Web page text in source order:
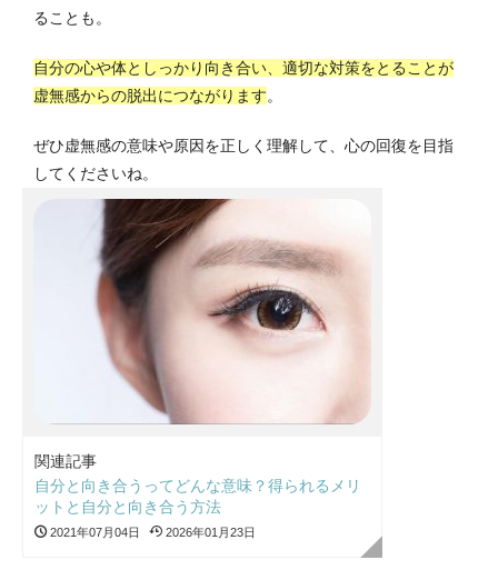
ることも。
自分の心や体としっかり向き合い、適切な対策をとることが
虚無感からの脱出につながります。
ぜひ虚無感の意味や原因を正しく理解して、心の回復を目指
してくださいね。
関連記事
自分と向き合うってどんな意味？得られるメリ
ットと自分と向き合う方法
2021年07月04日 2026年01月23日